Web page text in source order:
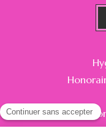
Politique de